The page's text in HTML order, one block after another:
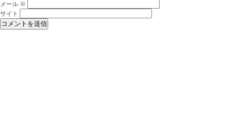
メール ※
サイト